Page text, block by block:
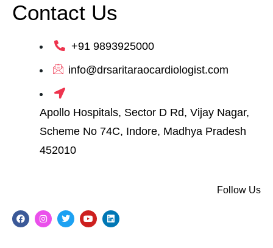
Contact Us
+91 9893925000
info@drsaritaraocardiologist.com
Apollo Hospitals, Sector D Rd, Vijay Nagar,
Scheme No 74C, Indore, Madhya Pradesh
452010
Follow Us